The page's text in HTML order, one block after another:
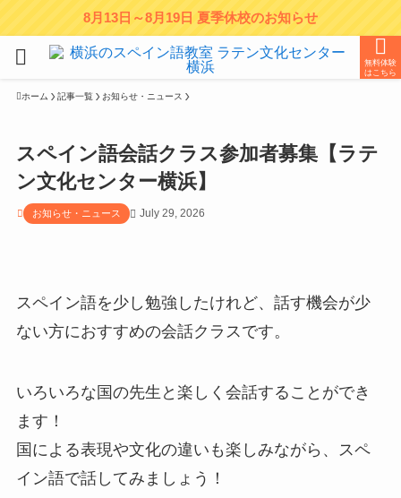
8月13日～8月19日 夏季休校のお知らせ
無料体験
はこちら
ホーム 記事一覧 お知らせ・ニュース
スペイン語会話クラス参加者募集【ラテ
ン文化センター横浜】
お知らせ・ニュース July 29, 2026
スペイン語を少し勉強したけれど、話す機会が少
ない方におすすめの会話クラスです。
いろいろな国の先生と楽しく会話することができ
ます！
国による表現や文化の違いも楽しみながら、スペ
イン語で話してみましょう！